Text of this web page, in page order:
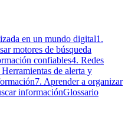
en un mundo digital1.
motores de búsqueda
confiables4. Redes
Herramientas de alerta y
7. Aprender a organizar
informaciónGlossario